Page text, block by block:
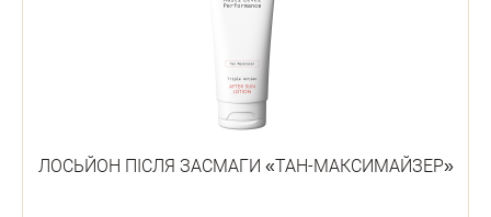
ЛОСЬЙОН ПІСЛЯ ЗАСМАГИ «ТАН-МАКСИМАЙЗЕР»